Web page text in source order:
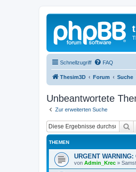
Schnellzugriff FAQ
Thesim3D Forum Suche
Unbeantwortete
Zur erweiterten Suche
THEMEN
URGENT
von Admin_Krec »